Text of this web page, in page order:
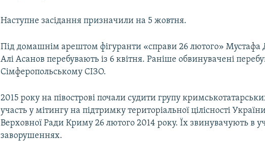
Наступне засідання призначили на 5 жовтня.
Під домашнім арештом фігуранти «справи 26 лютого» Мустафа
Алі Асанов перебувають із 6 квітня. Раніше обвинувачені
Сімферопольському СІЗО.
2015 року на півострові почали судити групу
участь у мітингу на підтримку територіальної цілісності України
Верховної Ради Криму 26 лютого 2014 року. Їх звинувачують в
заворушеннях.